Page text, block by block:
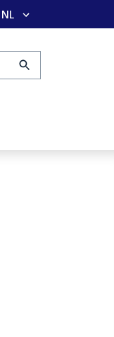
Taal selectie
NL